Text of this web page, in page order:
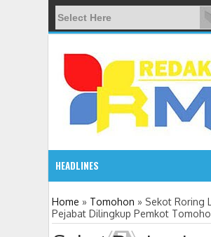
HEADLINES
08:03 AM
ADVETORIAL JONRU GANTIKAN
Home » Tomohon » Sekot Roring
Pejabat Dilingkup Pemkot